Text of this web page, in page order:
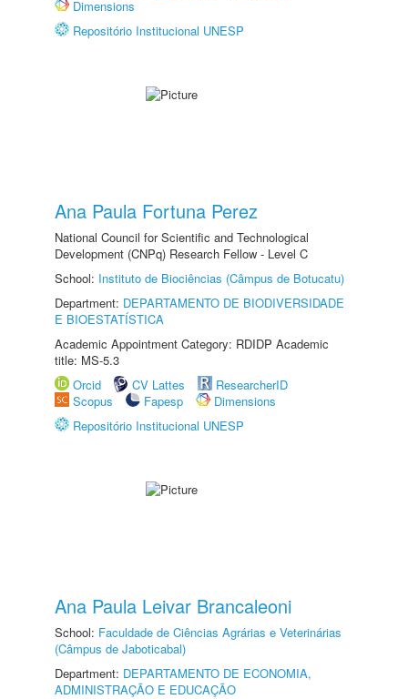
Dimensions
Repositório Institucional UNESP
Ana Paula Fortuna Perez
National Council for Scientific and Technological
Development (CNPq) Research Fellow - Level C
School: Instituto de Biociências (Câmpus de Botucatu)
Department: DEPARTAMENTO DE BIODIVERSIDADE
E BIOESTATÍSTICA
Academic Appointment Category: RDIDP Academic
title: MS-5.3
Orcid
CV Lattes
ResearcherID
Scopus
Fapesp
Dimensions
Repositório Institucional UNESP
Ana Paula Leivar Brancaleoni
School: Faculdade de Ciências Agrárias e Veterinárias
(Câmpus de Jaboticabal)
Department: DEPARTAMENTO DE ECONOMIA,
ADMINISTRAÇÃO E EDUCAÇÃO